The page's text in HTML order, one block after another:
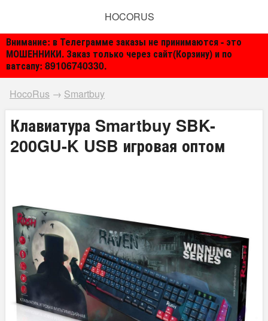
Внимание: в Телеграмме заказы не принимаются - это
МОШЕННИКИ. Заказ только через сайт(Корзину) и по
ватсапу: 89106740330.
HOCORUS
HocoRus → Smartbuy
Клавиатура Smartbuy SBK-
200GU-K USB игровая оптом